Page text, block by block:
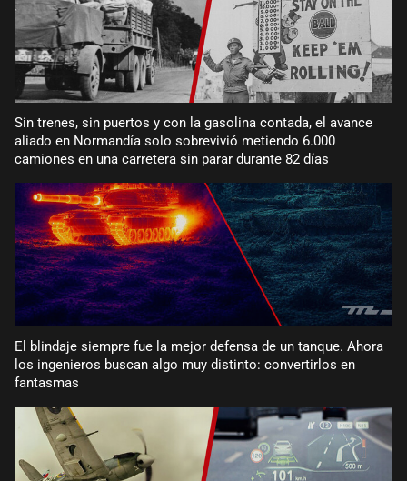
Sin trenes, sin puertos y con la gasolina contada, el avance
aliado en Normandía solo sobrevivió metiendo 6.000
camiones en una carretera sin parar durante 82 días
El blindaje siempre fue la mejor defensa de un tanque. Ahora
los ingenieros buscan algo muy distinto: convertirlos en
fantasmas